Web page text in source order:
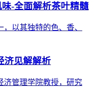
-全面解析茶叶精髓
以其独特的色、香、
济见解解析
济管理学院教授，研究